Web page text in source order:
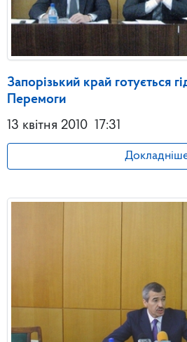
Запорізький край готується
Перемоги
13 квітня 2010 17:31